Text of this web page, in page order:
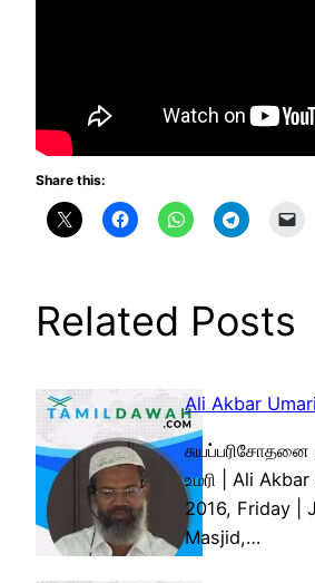
Share this:
Related Posts
Ali Akbar
உமரி | Ali
2016, Friday |
Masjid,…